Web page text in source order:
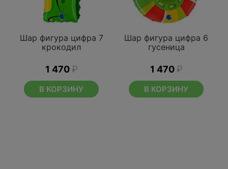
Шар фигура цифра 7
крокодил
1 470 ₽
В КОРЗИНУ
Шар фигура цифра 6
гусеница
1 470 ₽
В КОРЗИНУ